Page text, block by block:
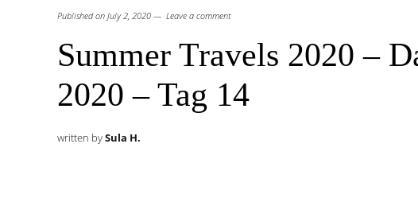
Published on July 2, 2020 Leave a comment
Summer Travels 2020 –
2020 – Tag 14
written bySula H.